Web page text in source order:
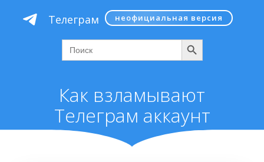
к
Телеграм неофициальная версия
Search
for:
Поиск
Как взламывают
Телеграм аккаунт